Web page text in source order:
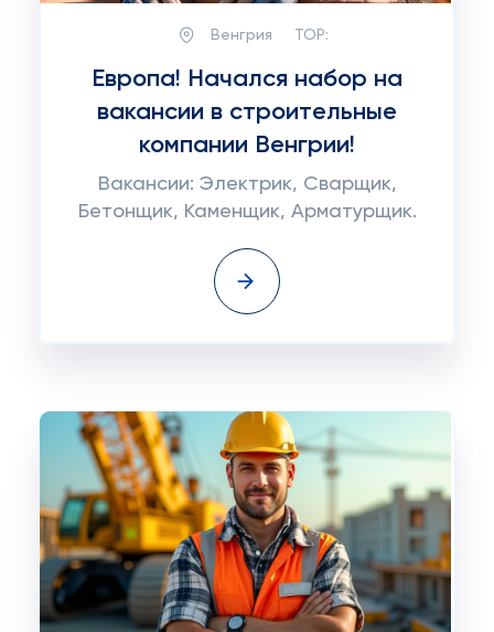
Венгрия TOP:
Европа! Начался набор на
вакансии в строительные
компании Венгрии!
Вакансии: Электрик, Сварщик,
Бетонщик, Каменщик, Арматурщик.